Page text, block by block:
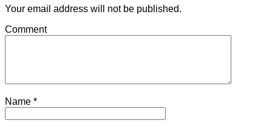
Your email address will not be published.
Comment
Name *